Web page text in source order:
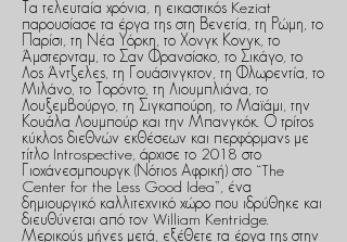
Τα τελευταία χρόνια, η εικαστικός Keziat
παρουσίασε τα έργα της στη Βενετία, τη Ρώμη, το
Παρίσι, τη Νέα Υόρκη, το Χονγκ Κονγκ, το
Άμστερνταμ, το Σαν Φρανσίσκο, το Σικάγο, το
Λος Άντζελες, τη Γουάσινγκτον, τη Φλωρεντία, το
Μιλάνο, το Τορόντο, τη Λιουμπλιάνα, το
Λουξεμβούργο, τη Σιγκαπούρη, το Μαϊάμι, την
Κουάλα Λουμπούρ και την Μπανγκόκ. Ο τρίτος
κύκλος διεθνών εκθέσεων και περφόρμανς με
τίτλο Introspective, άρχισε το 2018 στο
Γιοχάνεσμπουργκ (Νότιος Αφρική) στο “The
Center for the Less Good Idea”, ένα
δημιουργικό καλλιτεχνικό χώρο που ιδρύθηκε και
διευθύνεται από τον William Kentridge.
Μερικούς μήνες μετά, εξέθετε τα έργα της στην